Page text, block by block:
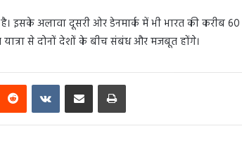
इसके अलावा दूसरी ओर डेनमार्क में भी भारत की करीब 60
यात्रा से दोनों देशों के बीच संबंध और मजबूत होंगे।
Reddit VKontakteShare via Email Print